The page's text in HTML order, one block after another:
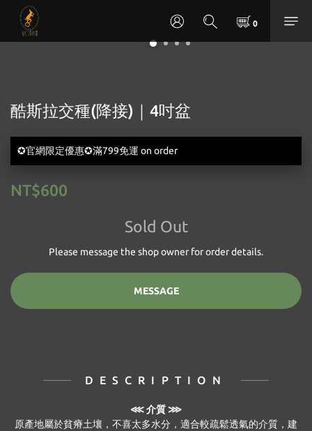
酷斯拉交種(降接)｜4吋盆
✪官網限定優惠✪滿799免運 on order
NT$600
Sold Out
Please message the shop owner for order details.
MESSAGE
DESCRIPTION
⋘介質 ⋙
原產地屬於貧瘠土壤，不喜太多水分，適合較疏鬆透氣的介質，建